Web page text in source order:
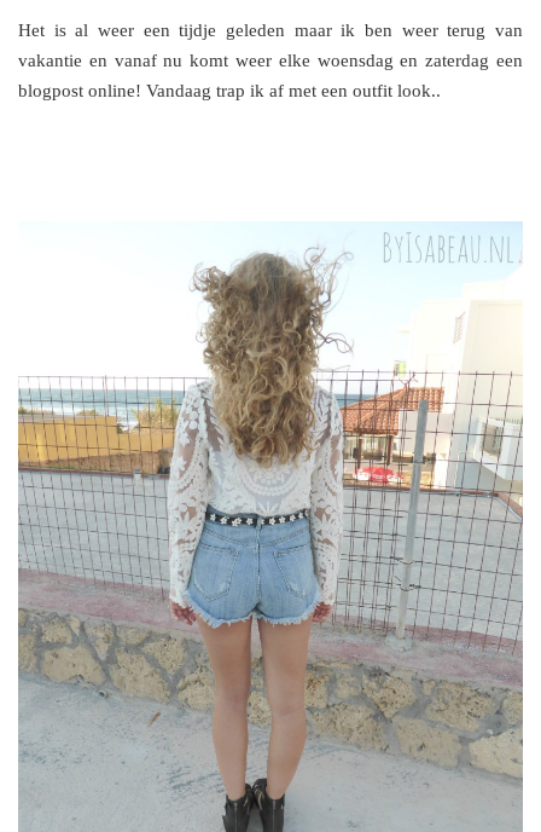
Het is al weer een tijdje geleden maar ik ben weer terug van
vakantie en vanaf nu komt weer elke woensdag en zaterdag een
blogpost online! Vandaag trap ik af met een outfit look..